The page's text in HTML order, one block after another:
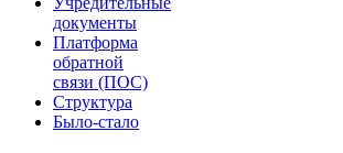
документы
Платформа
обратной
связи (ПОС)
Структура
Было-стало